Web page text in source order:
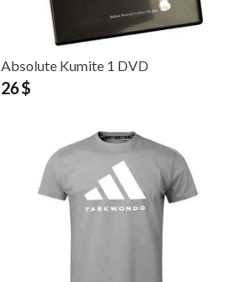
Absolute Kumite 1 DVD
26 $